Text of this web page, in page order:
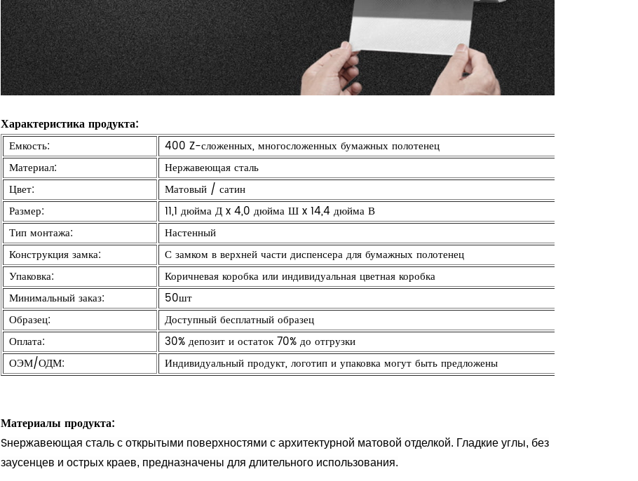
Характеристика продукта:
Емкость:
400 Z-сложенных, многосложенных бумажных полотенец
Материал:
Нержавеющая сталь
Цвет:
Матовый / сатин
Размер:
11,1 дюйма Д x 4,0 дюйма Ш x 14,4 дюйма В
Тип монтажа:
Настенный
Конструкция замка:
С замком в верхней части диспенсера для бумажных полотенец
Упаковка:
Коричневая коробка или индивидуальная цветная коробка
Минимальный заказ:
50шт
Образец:
Доступный бесплатный образец
Оплата:
30% депозит и остаток 70% до отгрузки
ОЭМ/ОДМ:
Индивидуальный продукт, логотип и упаковка могут быть предложены
Материалы продукта:
Sнержавеющая сталь с открытыми поверхностями с архитектурной матовой отделкой. Гладкие углы, без
заусенцев и острых краев, предназначены для длительного использования.